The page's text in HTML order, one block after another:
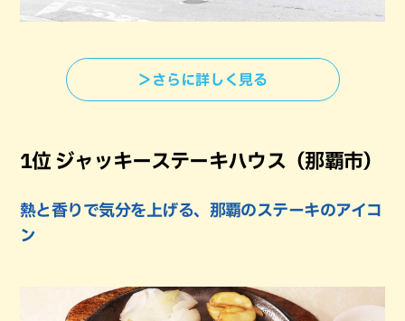
＞さらに詳しく見る
1位 ジャッキーステーキハウス（那覇市）
熱と香りで気分を上げる、那覇のステーキのアイコ
ン